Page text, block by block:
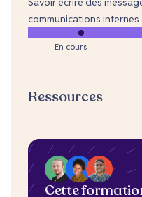
communications internes
En cours
Ressources
Cette